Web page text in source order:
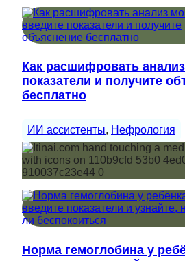
Как расшифровать
показатели и получите
бесплатно
ИИ ассистенты, Нефрология
Норма гемоглобина у